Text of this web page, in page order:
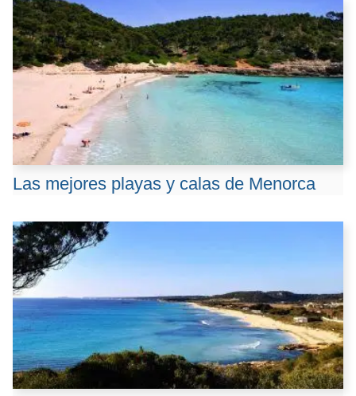
Las mejores playas y calas de Menorca